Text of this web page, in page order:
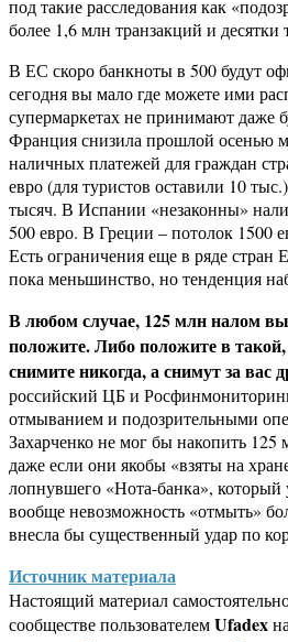
под такие расследования как
более 1,6 млн транзакций и десятки
В ЕС скоро банкноты в 500 будут
сегодня вы мало где можете ими
супермаркетах не принимают даже
Франция снизила прошлой осенью
наличных платежей для граждан
евро (для туристов оставили 10
тысяч. В Испании «незаконны»
500 евро. В Греции – потолок 1500
Есть ограничения еще в ряде
пока меньшинство, но тенденция
В любом случае, 125 млн налом
положите. Либо положите в
снимите никогда, а снимут за вас
российский ЦБ и
отмыванием и подозрительными
Захарченко не мог бы накопить
даже если они якобы «взяты на
лопнувшего «Нота-банка»,
вообще невозможность «отмыть»
внесла бы существенный удар по
Источник материала
Настоящий материал
сообществе пользователемUfadex